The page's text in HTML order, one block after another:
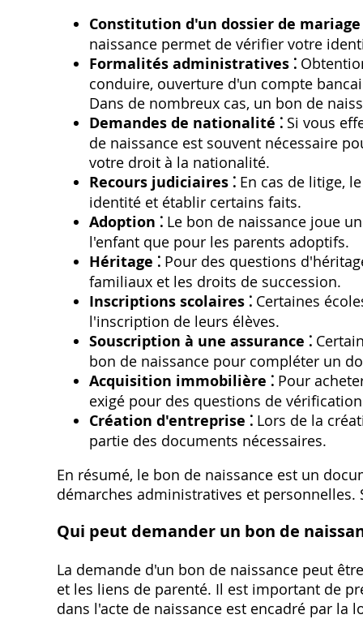
Constitution d'un dossier de mariage
naissance permet de vérifier votre
Formalités administratives ⁚
conduire, ouverture d'un compte
Dans de nombreux cas, un bon de
Demandes de nationalité ⁚ Si vous
de naissance est souvent nécessaire
votre droit à la nationalité.
Recours judiciaires ⁚ En cas de litige,
identité et établir certains faits.
Adoption ⁚ Le bon de naissance joue
l'enfant que pour les parents adoptifs.
Héritage ⁚ Pour des questions
familiaux et les droits de succession.
Inscriptions scolaires ⁚ Certaines
l'inscription de leurs élèves.
Souscription à une assurance ⁚
bon de naissance pour compléter un
Acquisition immobilière ⁚ Pour
exigé pour des questions de
Création d'entreprise ⁚ Lors de la
partie des documents nécessaires.
En résumé, le bon de naissance est un
démarches administratives et
Qui peut demander un bon de
La demande d'un bon de naissance peut
et les liens de parenté. Il est important de
dans l'acte de naissance est encadré par la